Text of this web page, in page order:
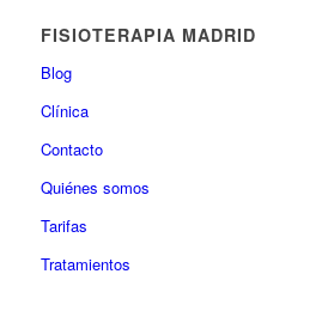
FISIOTERAPIA MADRID
Blog
Clínica
Contacto
Quiénes somos
Tarifas
Tratamientos